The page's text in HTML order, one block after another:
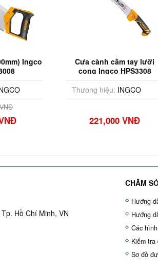
Ingco
Cưa cành cầm tay lưỡi
cong Ingco HPS3308
Thương hiệu: INGCO
221,000 VNĐ
Hồ Chí Minh, VN
CHĂM
Hướng
Hướng
Các
Kiểm tra
Sơ đồ